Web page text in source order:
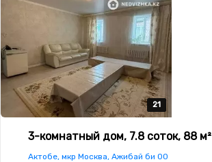
21
21
21
21
21
3-комнатный дом, 7.8 соток, 88 м²
Актобе, мкр Москва, Ажибай би 00